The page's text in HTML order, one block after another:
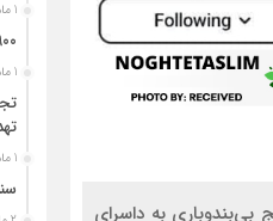
به داسرای
1 ماه قبل
۹۰۰ پرونده برای
1 ماه قبل
1 ماه قبل